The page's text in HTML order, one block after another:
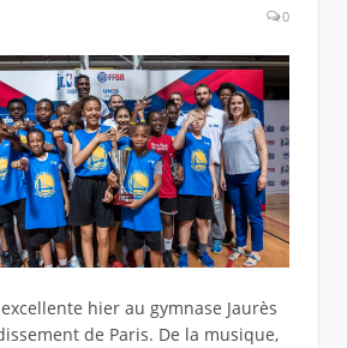
0
hier au gymnase Jaurès
de Paris. De la musique,